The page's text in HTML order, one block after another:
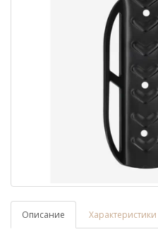
Описание Характеристики